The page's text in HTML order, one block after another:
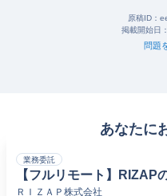
原稿ID：
掲載開始日：
問題
あなたに
業務委託
【フルリモート】RIZAP
ＲＩＺＡＰ株式会社